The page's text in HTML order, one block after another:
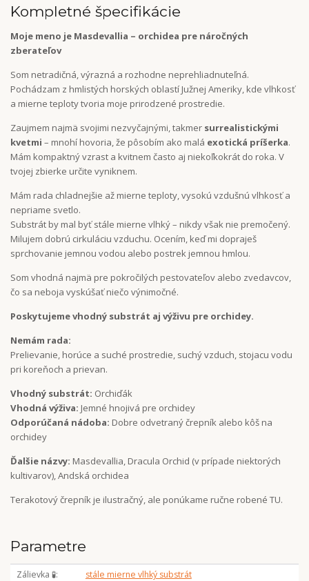
Kompletné špecifikácie
Moje meno je Masdevallia – orchidea pre náročných
zberateľov
Som netradičná, výrazná a rozhodne neprehliadnuteľná.
Pochádzam z hmlistých horských oblastí Južnej Ameriky, kde vlhkosť
a mierne teploty tvoria moje prirodzené prostredie.
Zaujmem najmä svojimi nezvyčajnými, takmer surrealistickými
kvetmi – mnohí hovoria, že pôsobím ako malá exotická príšerka.
Mám kompaktný vzrast a kvitnem často aj niekoľkokrát do roka. V
tvojej zbierke určite vyniknem.
Mám rada chladnejšie až mierne teploty, vysokú vzdušnú vlhkosť a
nepriame svetlo.
Substrát by mal byť stále mierne vlhký – nikdy však nie premočený.
Milujem dobrú cirkuláciu vzduchu. Ocením, keď mi dopraješ
sprchovanie jemnou vodou alebo postrek jemnou hmlou.
Som vhodná najmä pre pokročilých pestovateľov alebo zvedavcov,
čo sa neboja vyskúšať niečo výnimočné.
Poskytujeme vhodný substrát aj výživu pre orchidey.
Nemám rada:
Prelievanie, horúce a suché prostredie, suchý vzduch, stojacu vodu
pri koreňoch a prievan.
Vhodný substrát: Orchiďák
Vhodná výživa: Jemné hnojivá pre orchidey
Odporúčaná nádoba: Dobre odvetraný črepník alebo kôš na
orchidey
Ďalšie názvy: Masdevallia, Dracula Orchid (v prípade niektorých
kultivarov), Andská orchidea
Terakotový črepník je ilustračný, ale ponúkame ručne robené TU.
Parametre
Zálievka 🧪
stále mierne vlhký substrát